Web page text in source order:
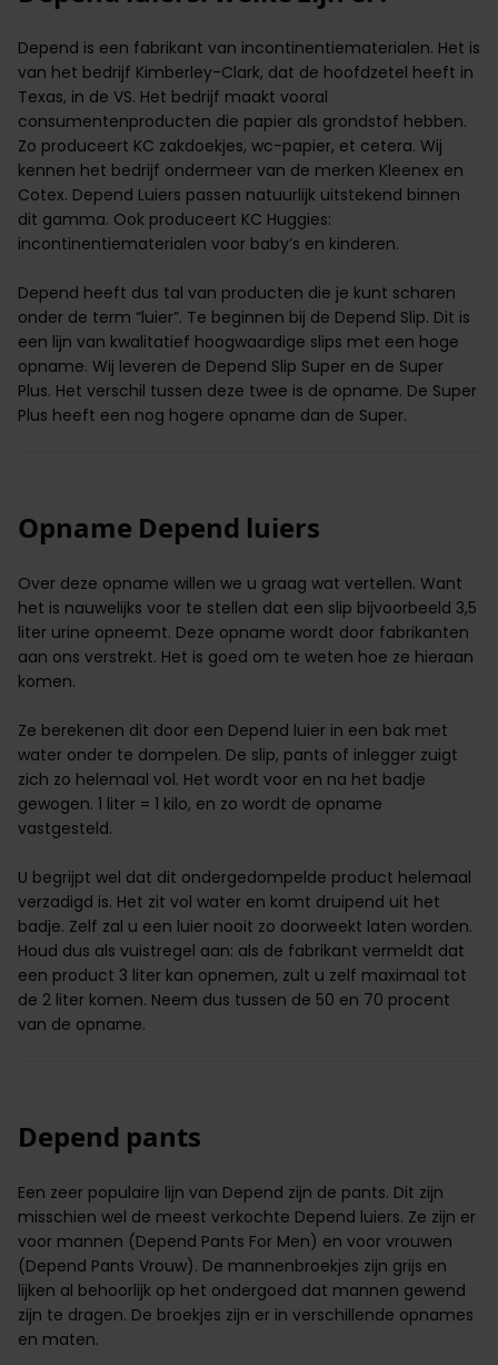
Depend is een fabrikant van incontinentiematerialen. Het is
van het bedrijf Kimberley-Clark, dat de hoofdzetel heeft in
Texas, in de VS. Het bedrijf maakt vooral
consumentenproducten die papier als grondstof hebben.
Zo produceert KC zakdoekjes, wc-papier, et cetera. Wij
kennen het bedrijf ondermeer van de merken Kleenex en
Cotex. Depend Luiers passen natuurlijk uitstekend binnen
dit gamma. Ook produceert KC Huggies:
incontinentiematerialen voor baby’s en kinderen.
Depend heeft dus tal van producten die je kunt scharen
onder de term “luier”. Te beginnen bij de Depend Slip. Dit is
een lijn van kwalitatief hoogwaardige slips met een hoge
opname. Wij leveren de Depend Slip Super en de Super
Plus. Het verschil tussen deze twee is de opname. De Super
Plus heeft een nog hogere opname dan de Super.
Opname Depend luiers
Over deze opname willen we u graag wat vertellen. Want
het is nauwelijks voor te stellen dat een slip bijvoorbeeld 3,5
liter urine opneemt. Deze opname wordt door fabrikanten
aan ons verstrekt. Het is goed om te weten hoe ze hieraan
komen.
Ze berekenen dit door een Depend luier in een bak met
water onder te dompelen. De slip, pants of inlegger zuigt
zich zo helemaal vol. Het wordt voor en na het badje
gewogen. 1 liter = 1 kilo, en zo wordt de opname
vastgesteld.
U begrijpt wel dat dit ondergedompelde product helemaal
verzadigd is. Het zit vol water en komt druipend uit het
badje. Zelf zal u een luier nooit zo doorweekt laten worden.
Houd dus als vuistregel aan: als de fabrikant vermeldt dat
een product 3 liter kan opnemen, zult u zelf maximaal tot
de 2 liter komen. Neem dus tussen de 50 en 70 procent
van de opname.
Depend pants
Een zeer populaire lijn van Depend zijn de pants. Dit zijn
misschien wel de meest verkochte Depend luiers. Ze zijn er
voor mannen (Depend Pants For Men) en voor vrouwen
(Depend Pants Vrouw). De mannenbroekjes zijn grijs en
lijken al behoorlijk op het ondergoed dat mannen gewend
zijn te dragen. De broekjes zijn er in verschillende opnames
en maten.